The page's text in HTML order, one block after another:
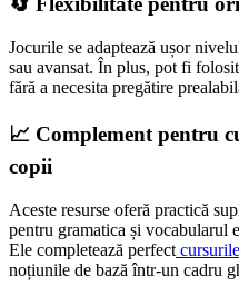
Jocurile se adaptează ușor
sau avansat. În plus, pot fi
fără a necesita pregătire
📈 Complement pentru
copii
Aceste resurse oferă practică
pentru gramatica și vocabularul
Ele completează perfect
noțiunile de bază într-un cadru